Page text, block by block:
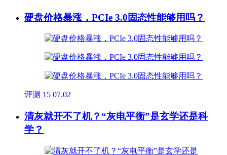
硬盘价格暴涨，PCIe 3.0固态性能够用吗？
评测 15 07.02
清灰就开不了机？“灰电平衡”是玄学还是科
学？